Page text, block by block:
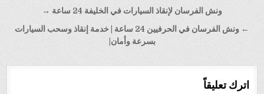
تصفّح
المقالات
ونش الفرسان لإنقاذ السيارات في الخليفة 24 ساعة →
← ونش الفرسان في الحرفيين 24 ساعة | خدمة إنقاذ وسحب السيارات
بسرعة وأمان|
اترك تعليقاً